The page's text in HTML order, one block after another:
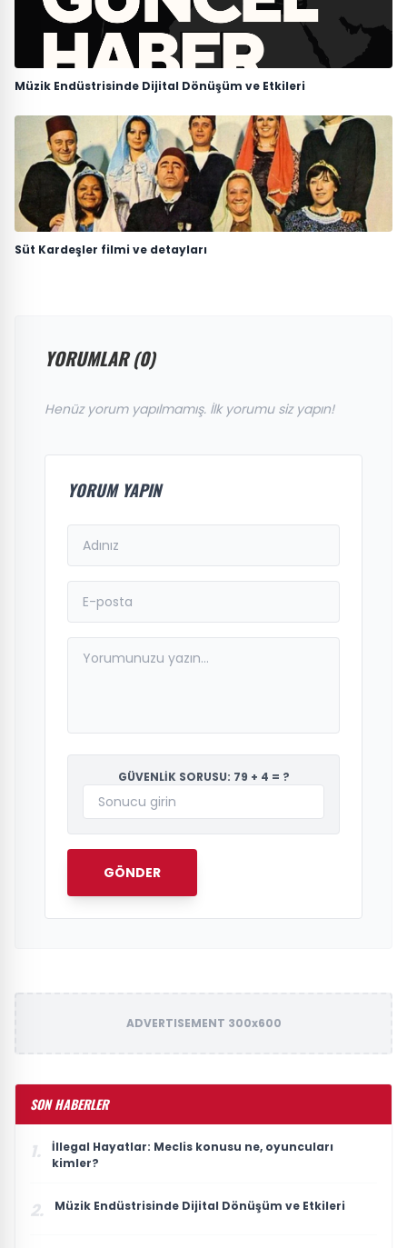
Müzik Endüstrisinde Dijital Dönüşüm ve Etkileri
Süt Kardeşler filmi ve detayları
YORUMLAR (0)
Henüz yorum yapılmamış. İlk yorumu siz yapın!
YORUM YAPIN
GÜVENLİK SORUSU: 79 + 4 = ?
GÖNDER
ADVERTISEMENT 300x600
SON HABERLER
1.
İllegal Hayatlar: Meclis konusu ne, oyuncuları
kimler?
2. Müzik Endüstrisinde Dijital Dönüşüm ve Etkileri